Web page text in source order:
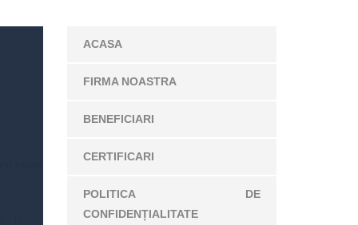
ACASA
FIRMA NOASTRA
BENEFICIARI
CERTIFICARI
POLITICA DE
CONFIDENȚIALITATE